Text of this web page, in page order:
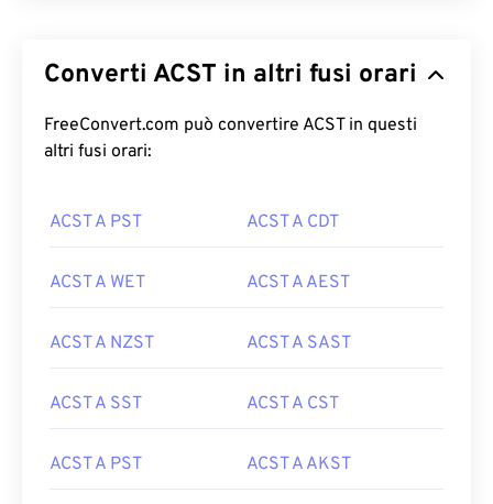
Converti ACST in altri fusi orari
FreeConvert.com può convertire ACST in questi
altri fusi orari:
ACST A PST ACST A CDT
ACST A WET ACST A AEST
ACST A NZST ACST A SAST
ACST A SST ACST A CST
ACST A PST ACST A AKST